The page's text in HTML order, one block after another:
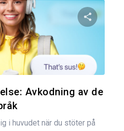
Avkodning av de
i huvudet när du stöter på